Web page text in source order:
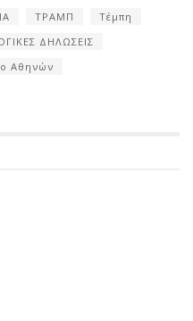
ΤΡΑΜΠ
Τέμπη
ΔΗΛΩΣΕΙΣ
Αθηνών